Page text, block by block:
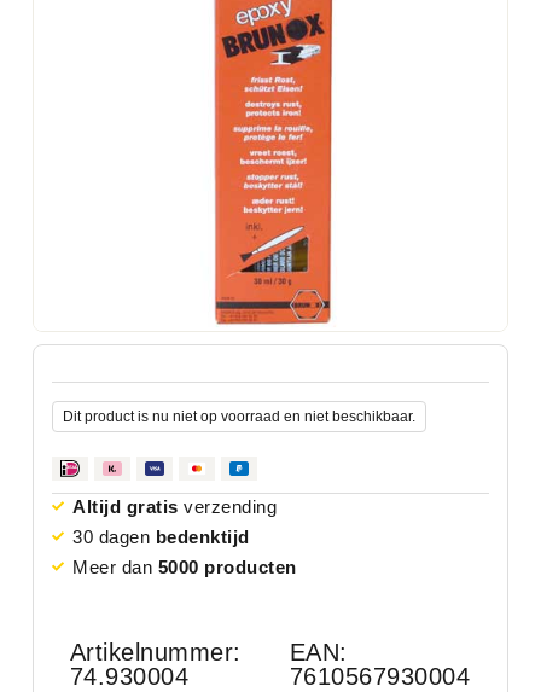
Dit product is nu niet op voorraad en niet beschikbaar.
Altijd gratis verzending
30 dagen bedenktijd
Meer dan 5000 producten
Artikelnummer:
74.930004
EAN:
7610567930004